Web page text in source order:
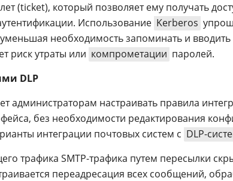
(ticket), который позволяет ему получать
Использование Kerberos
необходимость запоминать и
риск утраты или компрометации паролей.
DLP
администраторам настраивать правила
без необходимости редактирования
интеграции почтовых систем с DLP-
трафика SMTP-трафика путем пересылки
переадресация всех сообщений,